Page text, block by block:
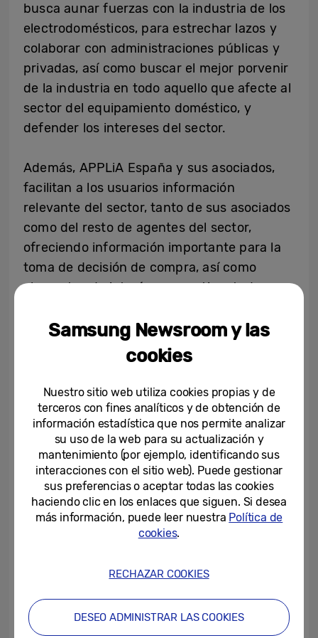
busca aunar fuerzas con la industria de los
electrodomésticos, para estrechar lazos y
colaborar con administraciones públicas y
privadas, así como buscar el mejor porvenir
de la industria en todo aquello que afecte al
sector del equipamiento doméstico, y
defender los intereses del sector.
Además, APPLiA España y sus asociados,
facilitan a los usuarios información
relevante del sector, tanto de sus asociados
como del resto de agentes del sector,
ofreciendo información importante para la
toma de decisión de compra, así como
elementos de interés, como etiquetado
factura de la luz, etc.
“Para nosotros formar parte de la
asociación Española de Fabricantes e
Importadores de Electrodomésticos es un
paso clave dentro de nuestra estrategia de
desarrollo dentro del sector. Nuestro peso
en el mercado es muy importante, y aunar
fuerzas con la industria solo puede traer
beneficios al sector y a los usuarios.” Afirmó
Nacho Ángel Murciano, director del Área de
Iberia. “Ser miembro de APPLiA es un paso
hacer la vida más fácil a las personas, a
través de la revolución de los
Samsung Newsroom y las
cookies
Nuestro sitio web utiliza cookies propias y de
terceros con fines analíticos y de obtención de
información estadística que nos permite analizar
su uso de la web para su actualización y
mantenimiento (por ejemplo, identificando sus
interacciones con el sitio web). Puede gestionar
sus preferencias o aceptar todas las cookies
haciendo clic en los enlaces que siguen. Si desea
más información, puede leer nuestra Política de
cookies.
RECHAZAR COOKIES
DESEO ADMINISTRAR LAS COOKIES